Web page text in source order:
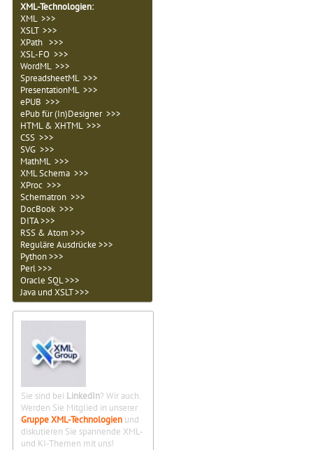
XML-Technologien:
XML >>>
XSLT >>>
XPath >>>
XSL-FO >>>
WordML >>>
SpreadsheetML >>>
PresentationML >>>
ePUB >>>
ePub für (In)Designer >>>
HTML & XHTML >>>
CSS >>>
SVG >>>
MathML >>>
XML Schema >>>
XProc >>>
Schematron >>>
DocBook >>>
DITA >>>
RSS & Atom >>>
Reguläre Ausdrücke >>>
Python >>>
Perl >>>
Oracle SQL >>>
Java und XSLT >>>
Sie sind bei LinkedIn? Wir auch.
Werden Sie Mitglied in unserer
Gruppe XML-Technologien und
diskutieren Sie spannende XML-
und KI-Themen mit uns!